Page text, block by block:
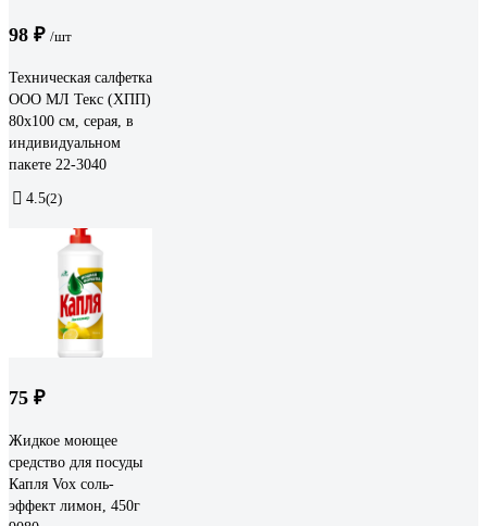
98 ₽ /шт
Техническая салфетка
ООО МЛ Текс (ХПП)
80x100 см, серая, в
индивидуальном
пакете 22-3040
4.5(2)
75 ₽
Жидкое моющее
средство для посуды
Капля Vox соль-
эффект лимон, 450г